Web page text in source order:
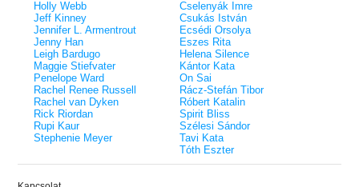
Holly Webb
Jeff Kinney
Jennifer L. Armentrout
Jenny Han
Leigh Bardugo
Maggie Stiefvater
Penelope Ward
Rachel Renee Russell
Rachel van Dyken
Rick Riordan
Rupi Kaur
Stephenie Meyer
Cselenyák Imre
Csukás István
Ecsédi Orsolya
Eszes Rita
Helena Silence
Kántor Kata
On Sai
Rácz-Stefán Tibor
Róbert Katalin
Spirit Bliss
Szélesi Sándor
Tavi Kata
Tóth Eszter